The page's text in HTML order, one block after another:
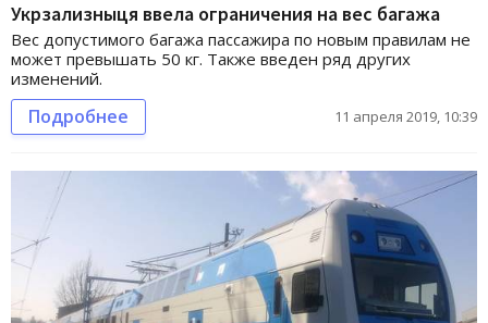
Укрзализныця ввела ограничения на вес багажа
Вес допустимого багажа пассажира по новым правилам не
может превышать 50 кг. Также введен ряд других
изменений.
Подробнее 11 апреля 2019, 10:39